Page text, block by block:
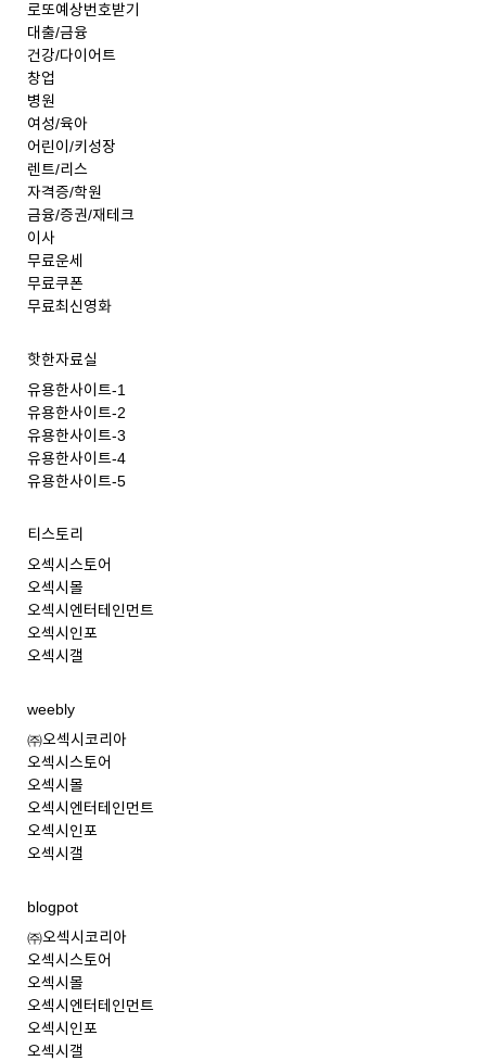
로또예상번호받기
대출/금융
건강/다이어트
창업
병원
여성/육아
어린이/키성장
렌트/리스
자격증/학원
금융/증권/재테크
이사
무료운세
무료쿠폰
무료최신영화
핫한자료실
유용한사이트-1
유용한사이트-2
유용한사이트-3
유용한사이트-4
유용한사이트-5
티스토리
오섹시스토어
오섹시몰
오섹시엔터테인먼트
오섹시인포
오섹시갤
weebly
㈜오섹시코리아
오섹시스토어
오섹시몰
오섹시엔터테인먼트
오섹시인포
오섹시갤
blogpot
㈜오섹시코리아
오섹시스토어
오섹시몰
오섹시엔터테인먼트
오섹시인포
오섹시갤